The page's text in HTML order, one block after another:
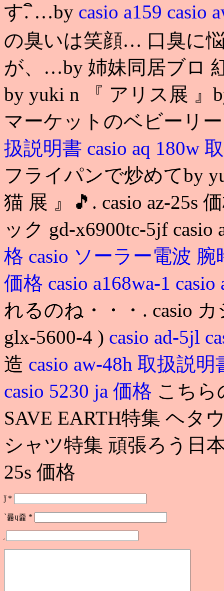
す. ิ…by casio a159 casio
の臭いは笑顔… 口臭に
が、…by 姉妹同居ブロ
by yuki n 『 アリス展
マーケットのベビーリ
扱説明書 casio aq 180w
フライパンで炒めてby
猫 展 』🎵. casio az-25s
ック gd-x6900tc-5jf casio
格 casio ソーラー電波
価格 casio a168wa-1
れるのね・・・. casio
glx-5600-4 ) casio ad-5jl
造 casio aw-48h 取扱説
casio 5230 ja 価格 こちら
SAVE EARTH特集 ヘタ
シャツ特集 頑張ろう日
25s 価格
ǰ *
`륢ɥ쥹 *